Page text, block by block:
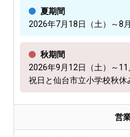
夏期間
2026年7月18日（土）～8
秋期間
2026年9月12日（土）～
祝日と仙台市立小学校秋休
営